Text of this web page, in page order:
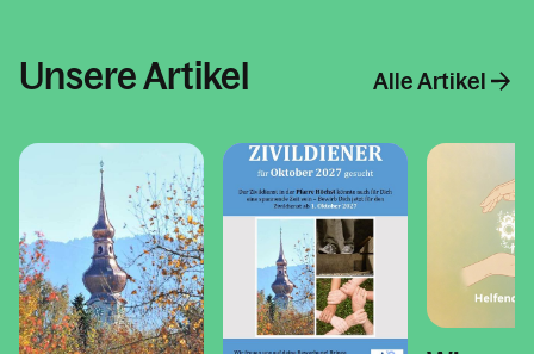
Kalender
Personen
Kontakt
Unsere Artikel Alle Artikel